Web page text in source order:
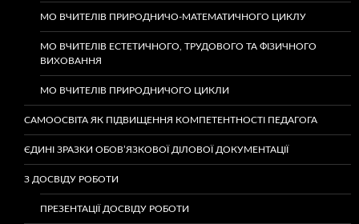
МО ВЧИТЕЛІВ ПРИРОДНИЧО-МАТЕМАТИЧНОГО ЦИКЛУ
МО ВЧИТЕЛІВ ЕСТЕТИЧНОГО, ТРУДОВОГО ТА ФІЗИЧНОГО
ВИХОВАННЯ
МО ВЧИТЕЛІВ ПРИРОДНИЧОГО ЦИКЛИ
САМООСВІТА ЯК ПІДВИЩЕННЯ КОМПЕТЕНТНОСТІ ПЕДАГОГА
ЄДИНІ ЗРАЗКИ ОБОВ’ЯЗКОВОЇ ДІЛОВОЇ ДОКУМЕНТАЦІЇ
З ДОСВІДУ РОБОТИ
ПРЕЗЕНТАЦІЇ ДОСВІДУ РОБОТИ